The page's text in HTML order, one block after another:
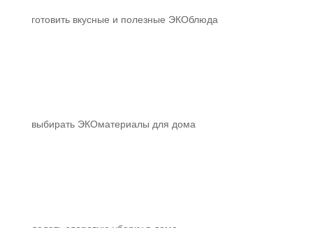
готовить вкусные и полезные ЭКОблюда
выбирать ЭКОматериалы для дома